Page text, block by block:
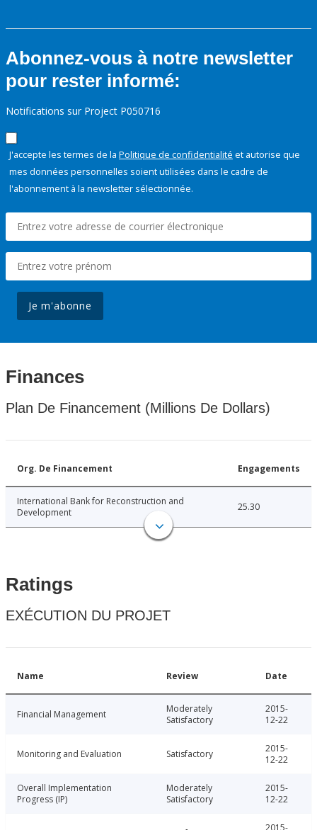
Abonnez-vous à notre newsletter
pour rester informé:
Notifications sur Project P050716
J'accepte les termes de la Politique de confidentialité et autorise que
mes données personnelles soient utilisées dans le cadre de
l'abonnement à la newsletter sélectionnée.
Je m'abonne
Finances
Plan De Financement (Millions De Dollars)
Org. De Financement Engagements
International Bank for Reconstruction and
Development
25.30
Ratings
EXÉCUTION DU PROJET
Name Review Date
Financial Management
Moderately
Satisfactory
2015-
12-22
Monitoring and Evaluation Satisfactory
2015-
12-22
Overall Implementation
Progress (IP)
Moderately
Satisfactory
2015-
12-22